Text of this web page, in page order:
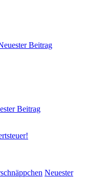
Beitrag
Beitrag
Neuester